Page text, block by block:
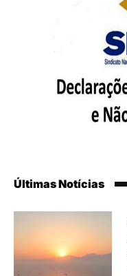
Últimas Notícias